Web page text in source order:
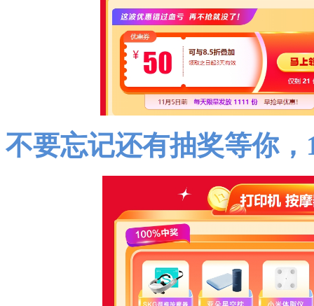
不要忘记还有抽奖等你